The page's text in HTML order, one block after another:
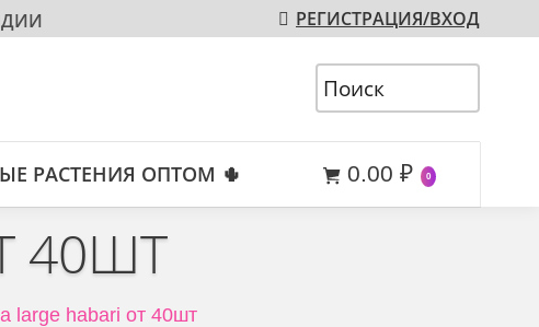
РЕГИСТРАЦИЯ/ВХОД
РАСТЕНИЯ ОПТОМ 🌵 0.00 ₽ 0
40ШТ
large habari от 40шт